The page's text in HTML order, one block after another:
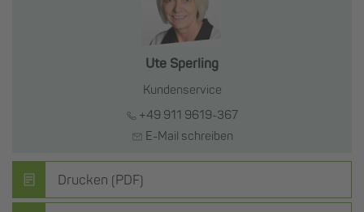
Ute Sperling
Kundenservice
+49 911 9619-367
E-Mail schreiben
Drucken (PDF)